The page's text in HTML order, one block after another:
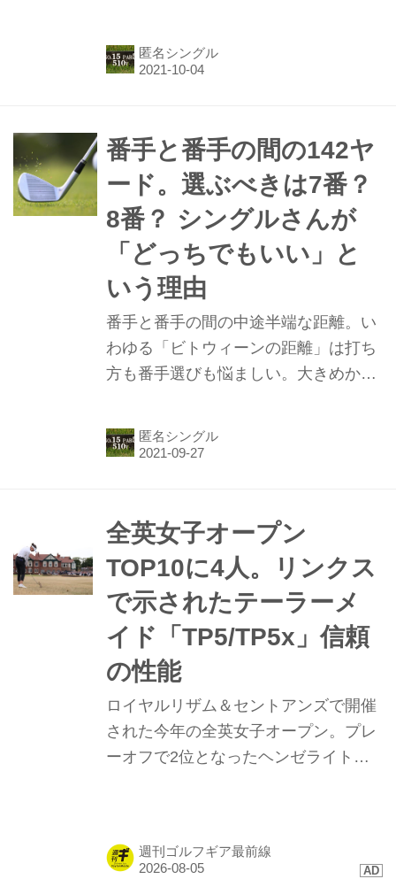
人もいる。関東在住匿名5下シングル
氏が、その2タイプのうち「この人は
匿名シングル
番手と番手の間の142ヤ
ード。選ぶべきは7番？
8番？ シングルさんが
「どっちでもいい」と
いう理由
番手と番手の間の中途半端な距離。い
わゆる「ビトウィーンの距離」は打ち
方も番手選びも悩ましい。大きめか？
名5下シングル氏は「大きめ、小さ
め、どちらでもいいです」というのだ
匿名シングル
全英女子オープン
TOP10に4人。リンクス
で示されたテーラーメ
イド「TP5/TP5x」信頼
の性能
ロイヤルリザム＆セントアンズで開催
された今年の全英女子オープン。プレ
ーオフで2位となったヘンゼライトを
ンで発揮された、縦距離の精度と最新
週刊ゴルフギア最前線